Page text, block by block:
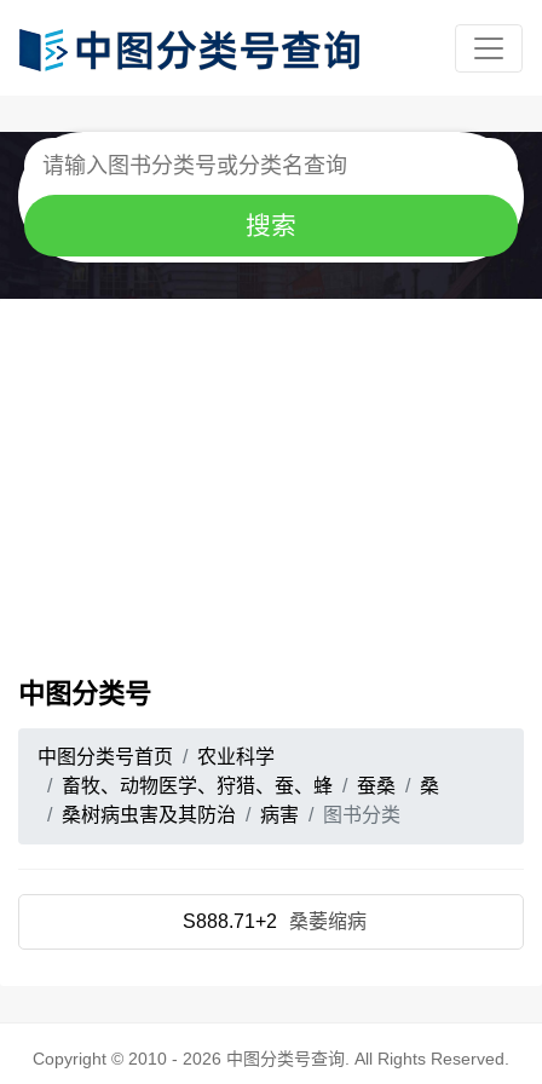
中图分类号
中图分类号首页
农业科学
畜牧、动物医学、狩猎、蚕、蜂
蚕桑
桑
桑树病虫害及其防治
病害 图书分类
S888.71+2 桑萎缩病
Copyright © 2010 - 2026 中图分类号查询 . All Rights Reserved.